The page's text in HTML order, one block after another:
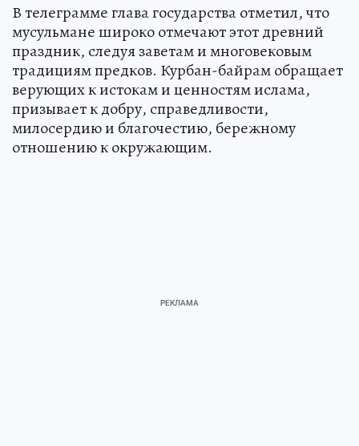
В телеграмме глава государства отметил, что
мусульмане широко отмечают этот древний
праздник, следуя заветам и многовековым
традициям предков. Курбан-байрам обращает
верующих к истокам и ценностям ислама,
призывает к добру, справедливости,
милосердию и благочестию, бережному
отношению к окружающим.